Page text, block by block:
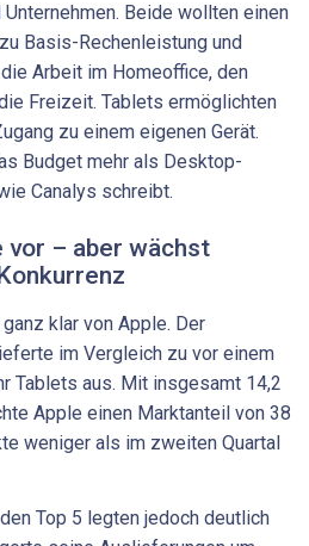
Beide wollten einen
Basis-Rechenleistung und
Arbeit im Homeoffice, den
Freizeit. Tablets ermöglichten
zu einem eigenen Gerät.
Budget mehr als Desktop-
Canalys schreibt.
vor – aber wächst
klar von Apple. Der
im Vergleich zu vor einem
Tablets aus. Mit insgesamt 14,2
Apple einen Marktanteil von 38
weniger als im zweiten Quartal
Top 5 legten jedoch deutlich